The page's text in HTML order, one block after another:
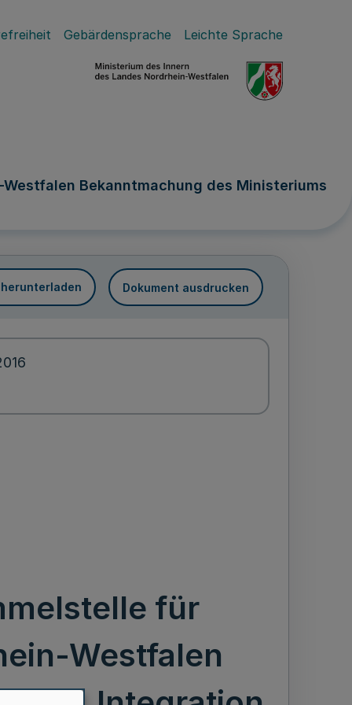
Gebärdensprache Leichte Sprache
Bekanntmachung des Ministeriums
herunterladen Dokument ausdrucken
für
Westfalen